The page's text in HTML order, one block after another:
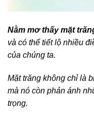
Nằm mơ thấy mặt
và có thể tiết lộ nhiều
của chúng ta.
Mặt trăng không chỉ là
mà nó còn phản ánh
trọng.